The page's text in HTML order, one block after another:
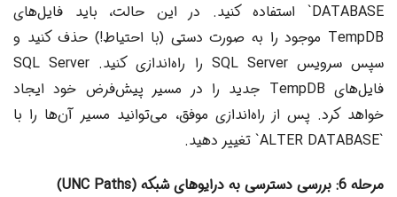
DATABASE` استفاده کنید. در این حالت، باید فایل‌های
TempDB موجود را به صورت دستی (با احتیاط!) حذف کنید و
سپس سرویس SQL Server را راه‌اندازی کنید. SQL Server
فایل‌های TempDB جدید را در مسیر پیش‌فرض خود ایجاد
خواهد کرد. پس از راه‌اندازی موفق، می‌توانید مسیر آن‌ها را با
`ALTER DATABASE` تغییر دهید.
مرحله 6: بررسی دسترسی به درایوهای شبکه (UNC Paths)